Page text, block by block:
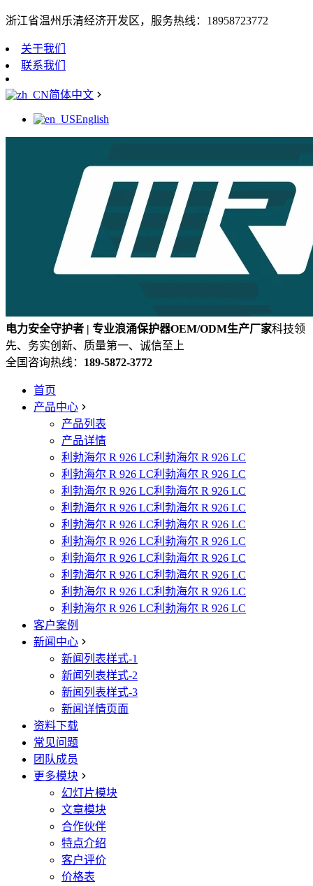
浙江省温州乐清经济开发区，服务热线：18958723772
关于我们
联系我们
简体中文
English
电力安全守护者 | 专业浪涌保护器OEM/ODM生产厂家科技领
先、务实创新、质量第一、诚信至上
全国咨询热线： 189-5872-3772
首页
产品中心
产品列表
产品详情
利勃海尔 R 926 LC利勃海尔 R 926 LC
利勃海尔 R 926 LC利勃海尔 R 926 LC
利勃海尔 R 926 LC利勃海尔 R 926 LC
利勃海尔 R 926 LC利勃海尔 R 926 LC
利勃海尔 R 926 LC利勃海尔 R 926 LC
利勃海尔 R 926 LC利勃海尔 R 926 LC
利勃海尔 R 926 LC利勃海尔 R 926 LC
利勃海尔 R 926 LC利勃海尔 R 926 LC
利勃海尔 R 926 LC利勃海尔 R 926 LC
利勃海尔 R 926 LC利勃海尔 R 926 LC
客户案例
新闻中心
新闻列表样式-1
新闻列表样式-2
新闻列表样式-3
新闻详情页面
资料下载
常见问题
团队成员
更多模块
幻灯片模块
文章模块
合作伙伴
特点介绍
客户评价
价格表